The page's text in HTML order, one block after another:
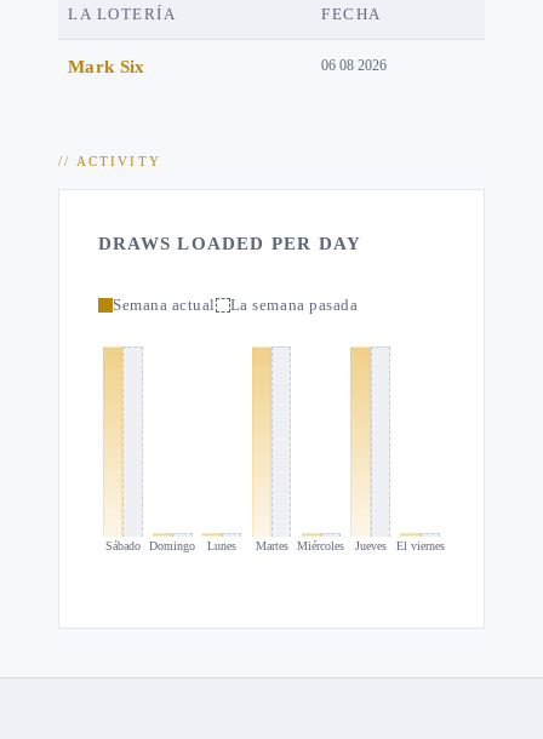
LA LOTERÍA FECHA
Mark Six 06 08 2026
// ACTIVITY
DRAWS LOADED PER DAY
Semana actual La semana pasada
Sábado Domingo Lunes Martes Miércoles Jueves El viernes